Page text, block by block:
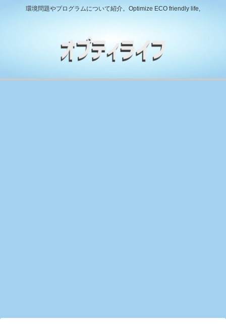
環境問題やプログラムについて紹介。Optimize ECO friendly life,